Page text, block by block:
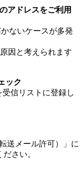
アドレスをご利用
ないケースが多発
因と考えられます
ック
受信リストに登録し
送メール許可）」に
さい。